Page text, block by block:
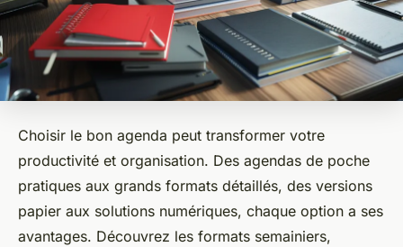
Choisir le bon agenda peut transformer votre
productivité et organisation. Des agendas de poche
pratiques aux grands formats détaillés, des versions
papier aux solutions numériques, chaque option a ses
avantages. Découvrez les formats semainiers,